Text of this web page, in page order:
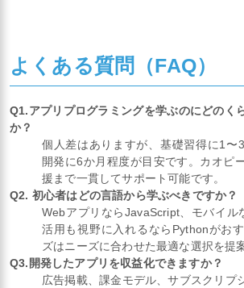
よくある質問（FAQ）
Q1.アプリプログラミングを学ぶのにどのく
か？
個人差はありますが、基礎習得に1〜
開発に6か月程度が目安です。カオピ
援まで一貫してサポート可能です。
Q2. 初心者はどの言語から学ぶべきですか？
WebアプリならJavaScript、モバイル
活用も視野に入れるならPythonがお
ズはニーズに合わせた最適な選択を提
Q3.開発したアプリを収益化できますか？
広告掲載、課金モデル、サブスクリプ